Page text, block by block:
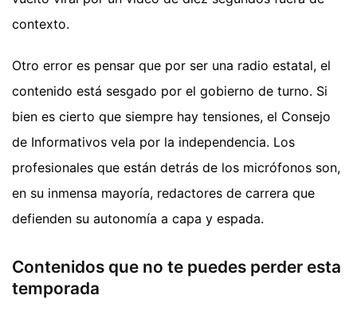
contexto.
Otro error es pensar que por ser una radio estatal, el
contenido está sesgado por el gobierno de turno. Si
bien es cierto que siempre hay tensiones, el Consejo
de Informativos vela por la independencia. Los
profesionales que están detrás de los micrófonos son,
en su inmensa mayoría, redactores de carrera que
defienden su autonomía a capa y espada.
Contenidos que no te puedes perder esta
temporada